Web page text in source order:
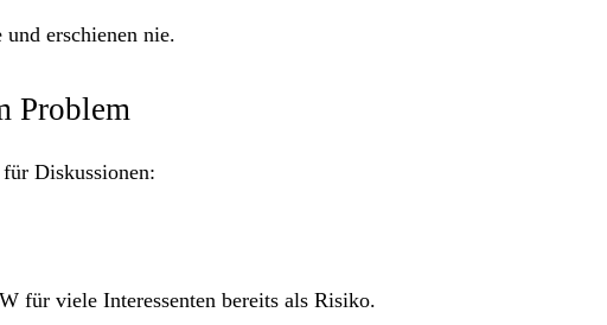
erschienen nie.
Problem
Diskussionen:
für viele Interessenten bereits als Risiko.